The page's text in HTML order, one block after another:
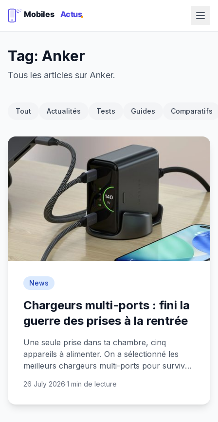
Tag: Anker
Tous les articles sur Anker.
Tout Actualités Tests Guides Comparatifs
News
Chargeurs multi-ports : fini la
guerre des prises à la rentrée
Une seule prise dans ta chambre, cinq
appareils à alimenter. On a sélectionné les
meilleurs chargeurs multi-ports pour survivre
watt.
26 July 2026·1 min de lecture